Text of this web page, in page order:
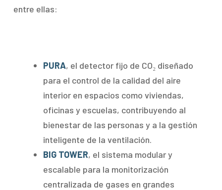
entre ellas:
PURA, el detector fijo de CO₂ diseñado
para el control de la calidad del aire
interior en espacios como viviendas,
oficinas y escuelas, contribuyendo al
bienestar de las personas y a la gestión
inteligente de la ventilación.
BIG TOWER, el sistema modular y
escalable para la monitorización
centralizada de gases en grandes